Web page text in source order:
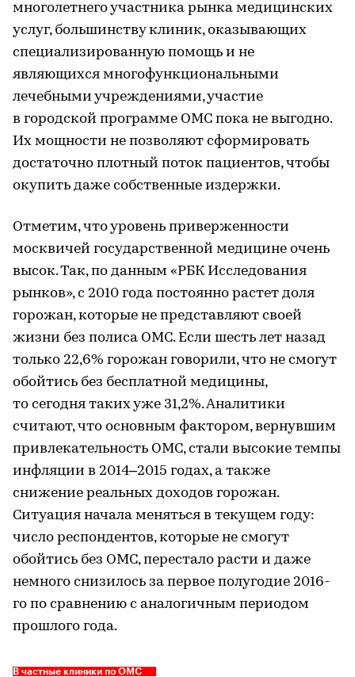
многолетнего участника рынка медицинских
услуг, большинству клиник, оказывающих
специализированную помощь и не
являющихся многофункциональными
лечебными учреждениями, участие
в городской программе ОМС пока не выгодно.
Их мощности не позволяют сформировать
достаточно плотный поток пациентов, чтобы
окупить даже собственные издержки.
Отметим, что уровень приверженности
москвичей государственной медицине очень
высок. Так, по данным «РБК Исследования
рынков», с 2010 года постоянно растет доля
горожан, которые не представляют своей
жизни без полиса ОМС. Если шесть лет назад
только 22,6% горожан говорили, что не смогут
обойтись без бесплатной медицины,
то сегодня таких уже 31,2%. Аналитики
считают, что основным фактором, вернувшим
привлекательность ОМС, стали высокие темпы
инфляции в 2014–2015 годах, а также
снижение реальных доходов горожан.
Ситуация начала меняться в текущем году:
число респондентов, которые не смогут
обойтись без ОМС, перестало расти и даже
немного снизилось за первое полугодие 2016-
го по сравнению с аналогичным периодом
прошлого года.
В частные клиники по ОМС